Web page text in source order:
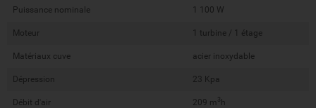
Puissance nominale 1 100 W
Moteur 1 turbine / 1 étage
Matériaux cuve acier inoxydable
Dépression 23 Kpa
Débit d'air 209 m 3 h